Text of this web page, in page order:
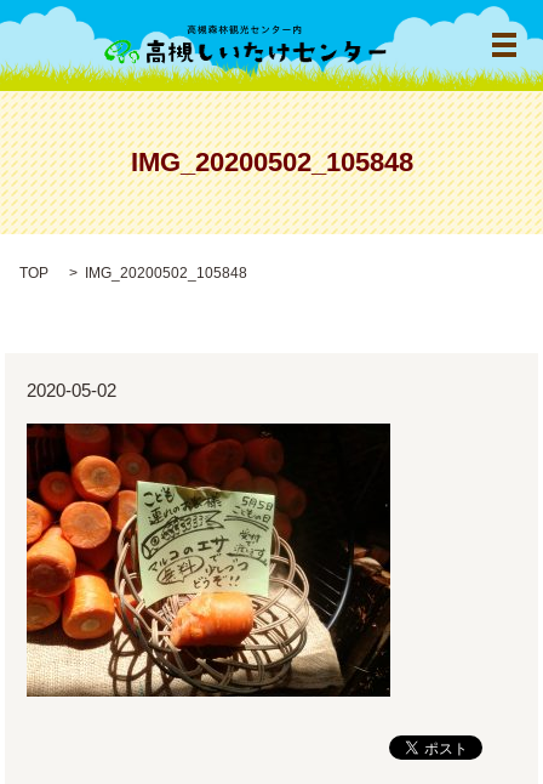
メ
IMG_20200502_105848
TOP IMG_20200502_105848
2020-05-02